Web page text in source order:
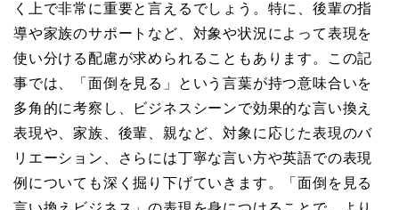
く上で非常に重要と言えるでしょう。特に、後輩の指
導や家族のサポートなど、対象や状況によって表現を
使い分ける配慮が求められることもあります。この記
事では、「面倒を見る」という言葉が持つ意味合いを
多角的に考察し、ビジネスシーンで効果的な言い換え
表現や、家族、後輩、親など、対象に応じた表現のバ
リエーション、さらには丁寧な言い方や英語での表現
例についても深く掘り下げていきます。「面倒を見る